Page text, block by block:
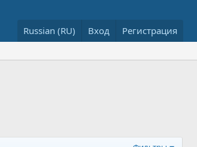
Russian (RU) Вход Регистрация